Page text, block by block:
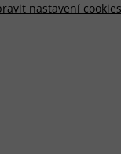
nastavení cookies